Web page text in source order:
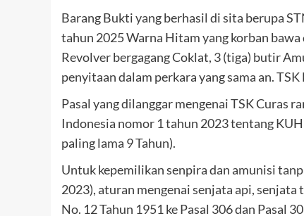
Barang Bukti yang berhasil di sita berupa
tahun 2025 Warna Hitam yang korban
Revolver bergagang Coklat, 3 (tiga) butir
penyitaan dalam perkara yang sama an. TSK
Pasal yang dilanggar mengenai TSK Curas
Indonesia nomor 1 tahun 2023 tentang
paling lama 9 Tahun).
Untuk kepemilikan senpira dan amunisi
2023), aturan mengenai senjata api,
No. 12 Tahun 1951 ke Pasal 306 dan Pasal